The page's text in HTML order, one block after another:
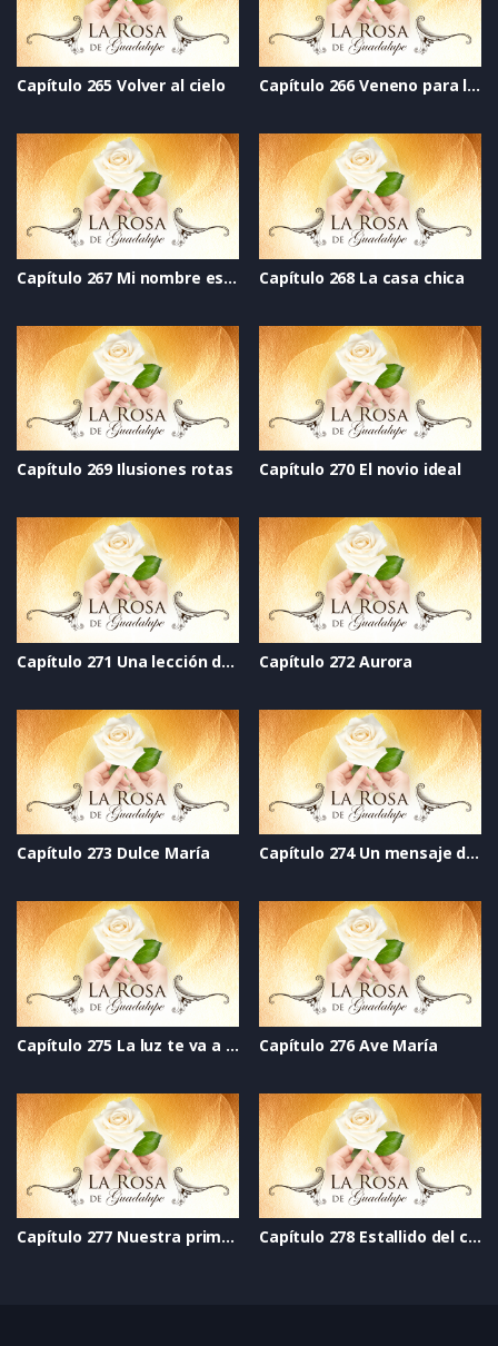
Capítulo 265 Volver al cielo Capítulo 266 Veneno para los ogros
Capítulo 267 Mi nombre es Alicia y soy seropositiva Capítulo 268 La casa chica
Capítulo 269 Ilusiones rotas Capítulo 270 El novio ideal
Capítulo 271 Una lección de vida Capítulo 272 Aurora
Capítulo 273 Dulce María Capítulo 274 Un mensaje de Guadalupe
Capítulo 275 La luz te va a salvar Capítulo 276 Ave María
Capítulo 277 Nuestra primera Navidad feliz Capítulo 278 Estallido del corazón